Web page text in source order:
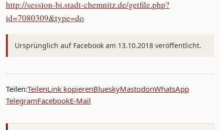
http://session-bi.stadt-chemnitz.de/getfile.php?
id=7080309&type=do
Ursprünglich auf Facebook am 13.10.2018 veröffentlicht.
Teilen:TeilenLink kopierenBlueskyMastodonWhatsApp
TelegramFacebookE-Mail